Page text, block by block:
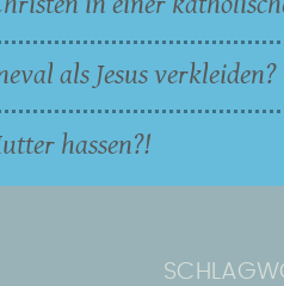
als Jesus verkleiden?
hassen?!